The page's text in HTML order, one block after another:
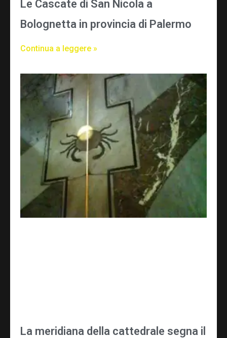
Le Cascate di San Nicola a
Bolognetta in provincia di Palermo
Continua a leggere »
La meridiana della cattedrale segna il